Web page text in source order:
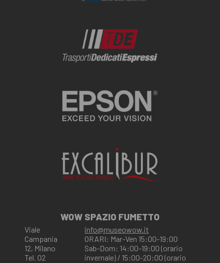
WOW SPAZIO FUMETTO
Viale
Campania
12, Milano
Tel. 02
info@museowow.it
ORARI: Mar-Ven 15:00-19:00
Sab-Dom: 14:00-19:00 (orario
invernale) / 15:00-20:00 (orario